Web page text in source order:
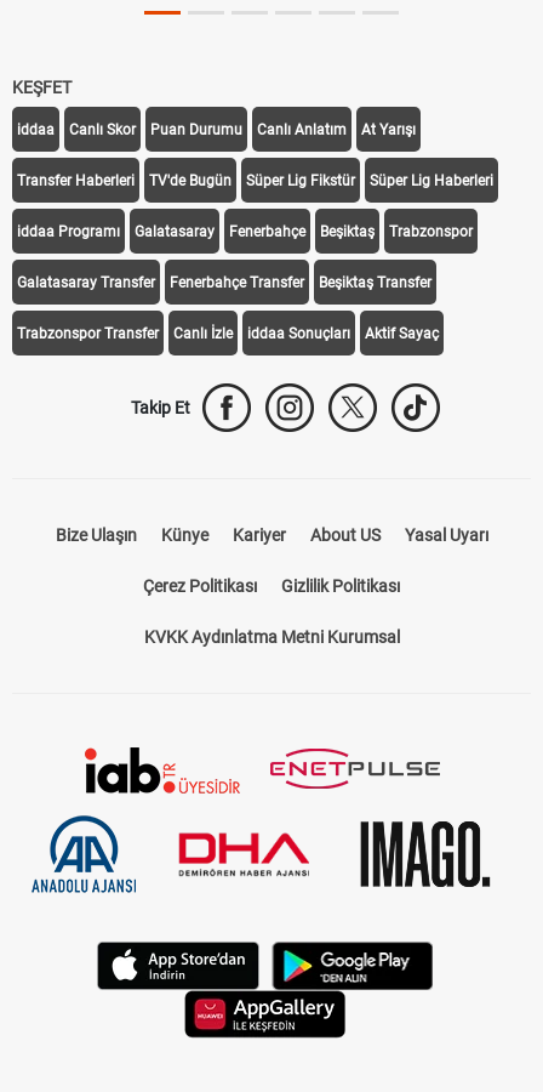
KEŞFET
iddaa Canlı Skor Puan Durumu Canlı Anlatım At Yarışı
Transfer Haberleri TV'de Bugün Süper Lig Fikstür Süper Lig Haberleri
iddaa Programı Galatasaray Fenerbahçe Beşiktaş Trabzonspor
Galatasaray Transfer Fenerbahçe Transfer Beşiktaş Transfer
Trabzonspor Transfer Canlı İzle iddaa Sonuçları Aktif Sayaç